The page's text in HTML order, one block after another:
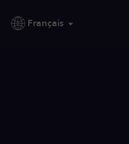
Français